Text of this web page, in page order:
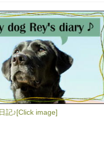
記♪[Click image]